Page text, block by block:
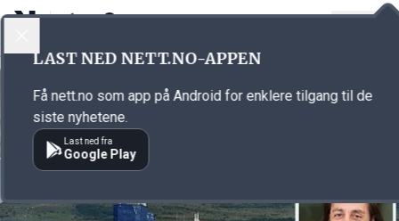
Annonsørinnhold
LAST NED NETT.NO-APPEN
Få nett.no som app på Android for enklere tilgang til de
siste nyhetene.
Last ned fra
Google Play